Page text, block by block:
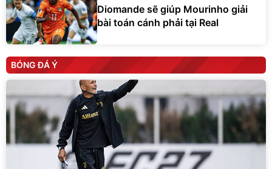
Diomande sẽ giúp Mourinho giải
bài toán cánh phải tại Real
BÓNG ĐÁ Ý